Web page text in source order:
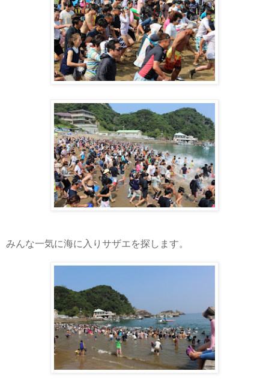
みんな一気に海に入りサザエを探します。